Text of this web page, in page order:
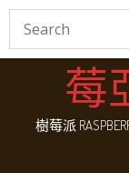
Skip
莓
樹莓派